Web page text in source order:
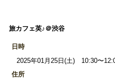
旅カフェ英♪＠渋谷
日時
2025年01月25日(土) 10:30〜
住所